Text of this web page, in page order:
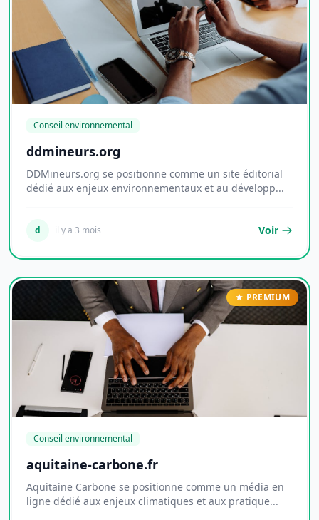
Conseil environnemental
ddmineurs.org
DDMineurs.org se positionne comme un site éditorial
dédié aux enjeux environnementaux et au développ...
d il y a 3 mois Voir
PREMIUM
Conseil environnemental
aquitaine-carbone.fr
Aquitaine Carbone se positionne comme un média en
ligne dédié aux enjeux climatiques et aux pratique...